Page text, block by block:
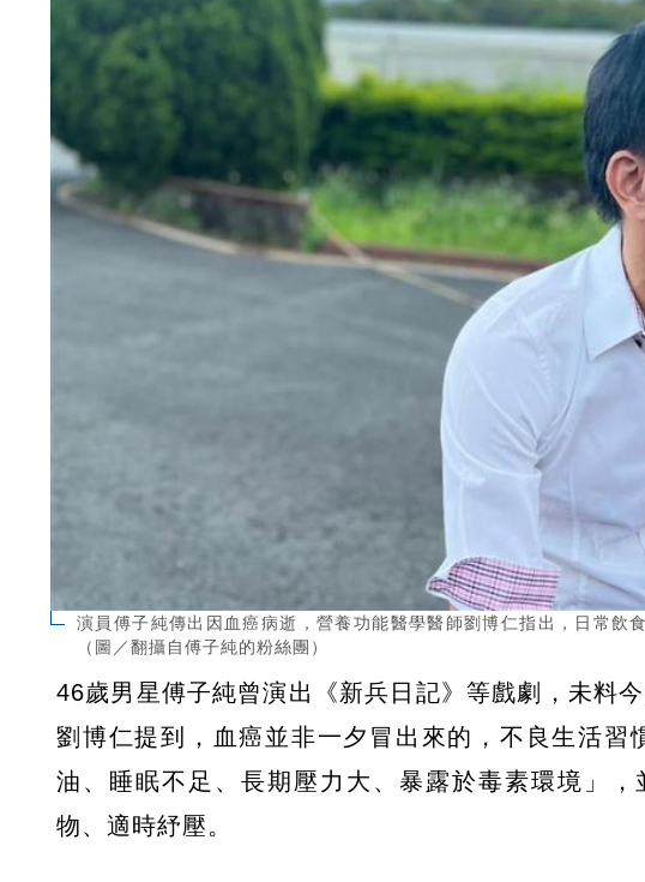
演員傅子純傳出因血癌病逝，營養功能醫學醫師劉博仁指出，日常飲
（圖／翻攝自傅子純的粉絲團）
46歲男星傅子純曾演出《新兵日記》等戲劇，未料
劉博仁提到，血癌並非一夕冒出來的，不良生活習
油、睡眠不足、長期壓力大、暴露於毒素環境」
物、適時紓壓。